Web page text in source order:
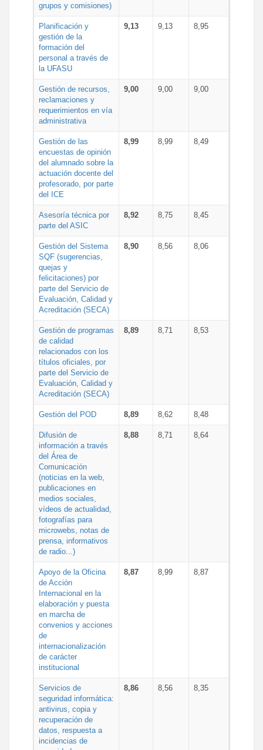
grupos y comisiones)
Planificación y
gestión de la
formación del
personal a través de
la UFASU
9,13 9,13 8,95
Gestión de recursos,
reclamaciones y
requerimientos en vía
administrativa
9,00 9,00 9,00
Gestión de las
encuestas de opinión
del alumnado sobre la
actuación docente del
profesorado, por parte
del ICE
8,99 8,99 8,49
Asesoría técnica por
parte del ASIC
8,92 8,75 8,45
Gestión del Sistema
SQF (sugerencias,
quejas y
felicitaciones) por
parte del Servicio de
Evaluación, Calidad y
Acreditación (SECA)
8,90 8,56 8,06
Gestión de programas
de calidad
relacionados con los
títulos oficiales, por
parte del Servicio de
Evaluación, Calidad y
Acreditación (SECA)
8,89 8,71 8,53
Gestión del POD 8,89 8,62 8,48
Difusión de
información a través
del Área de
Comunicación
(noticias en la web,
publicaciones en
medios sociales,
vídeos de actualidad,
fotografías para
microwebs, notas de
prensa, informativos
de radio...)
8,88 8,71 8,64
Apoyo de la Oficina
de Acción
Internacional en la
elaboración y puesta
en marcha de
convenios y acciones
de
internacionalización
de carácter
institucional
8,87 8,99 8,87
Servicios de
seguridad informática:
antivirus, copia y
recuperación de
datos, respuesta a
incidencias de
8,86 8,56 8,35